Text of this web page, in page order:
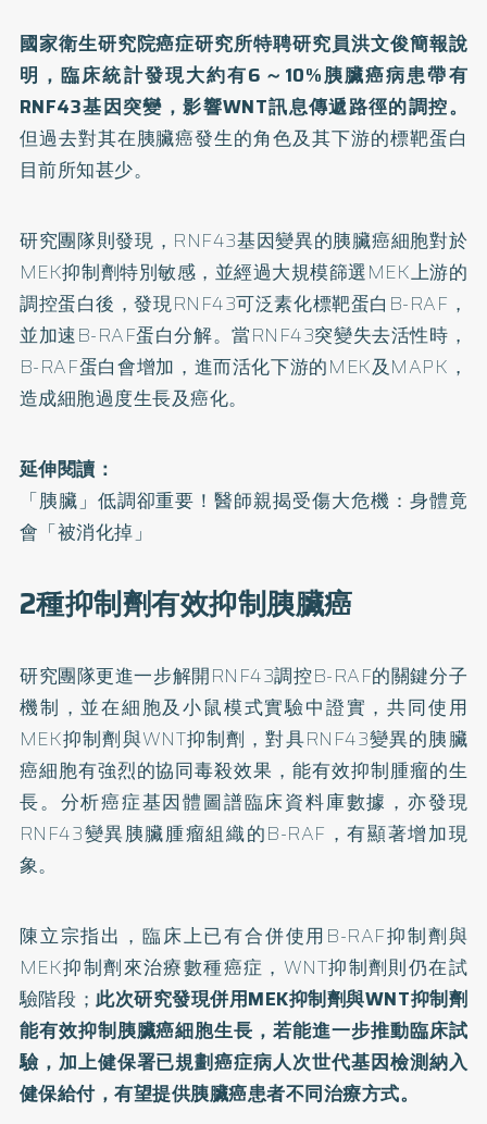
國家衛生研究院癌症研究所特聘研究員洪文俊簡報說
明，臨床統計發現大約有6～10%胰臟癌病患帶有
RNF43基因突變，影響WNT訊息傳遞路徑的調控。
但過去對其在胰臟癌發生的角色及其下游的標靶蛋白
目前所知甚少。
研究團隊則發現，RNF43基因變異的胰臟癌細胞對於
MEK抑制劑特別敏感，並經過大規模篩選MEK上游的
調控蛋白後，發現RNF43可泛素化標靶蛋白B-RAF，
並加速B-RAF蛋白分解。當RNF43突變失去活性時，
B-RAF蛋白會增加，進而活化下游的MEK及MAPK，
造成細胞過度生長及癌化。
延伸閱讀：
「胰臟」低調卻重要！醫師親揭受傷大危機：身體竟
會「被消化掉」
2種抑制劑有效抑制胰臟癌
研究團隊更進一步解開RNF43調控B-RAF的關鍵分子
機制，並在細胞及小鼠模式實驗中證實，共同使用
MEK抑制劑與WNT抑制劑，對具RNF43變異的胰臟
癌細胞有強烈的協同毒殺效果，能有效抑制腫瘤的生
長。分析癌症基因體圖譜臨床資料庫數據，亦發現
RNF43變異胰臟腫瘤組織的B-RAF，有顯著增加現
象。
陳立宗指出，臨床上已有合併使用B-RAF抑制劑與
MEK抑制劑來治療數種癌症，WNT抑制劑則仍在試
驗階段；此次研究發現併用MEK抑制劑與WNT抑制劑
能有效抑制胰臟癌細胞生長，若能進一步推動臨床試
驗，加上健保署已規劃癌症病人次世代基因檢測納入
健保給付，有望提供胰臟癌患者不同治療方式。